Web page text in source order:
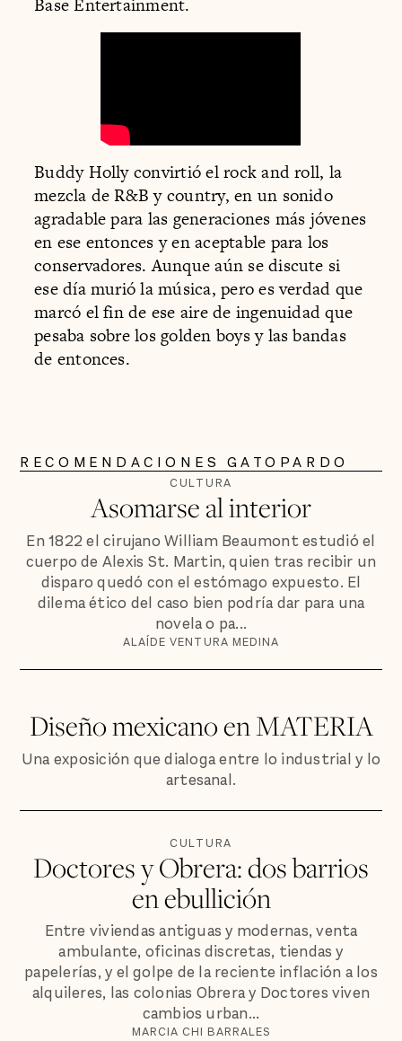
Base Entertainment.
Buddy Holly convirtió el rock and roll, la
mezcla de R&B y country, en un sonido
agradable para las generaciones más jóvenes
en ese entonces y en aceptable para los
conservadores. Aunque aún se discute si
ese día murió la música, pero es verdad que
marcó el fin de ese aire de ingenuidad que
pesaba sobre los golden boys y las bandas
de entonces.
RECOMENDACIONES GATOPARDO
CULTURA
Asomarse al interior
En 1822 el cirujano William Beaumont estudió el
cuerpo de Alexis St. Martin, quien tras recibir un
disparo quedó con el estómago expuesto. El
dilema ético del caso bien podría dar para una
novela o pa...
ALAÍDE VENTURA MEDINA
Diseño mexicano en MATERIA
Una exposición que dialoga entre lo industrial y lo
artesanal.
CULTURA
Doctores y Obrera: dos barrios
en ebullición
Entre viviendas antiguas y modernas, venta
ambulante, oficinas discretas, tiendas y
papelerías, y el golpe de la reciente inflación a los
alquileres, las colonias Obrera y Doctores viven
cambios urban...
MARCIA CHI BARRALES